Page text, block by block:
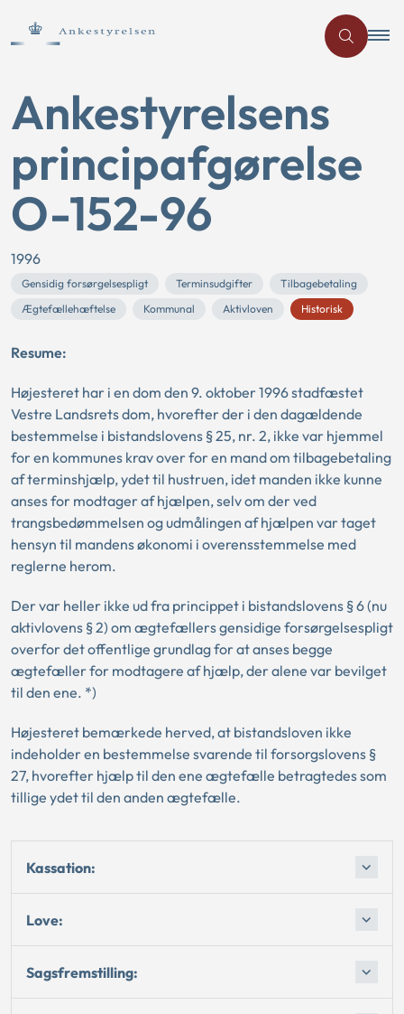
Ankestyrelsens
principafgørelse
O-152-96
1996
Gensidig forsørgelsespligt Terminsudgifter
Tilbagebetaling
Ægtefællehæftelse
Kommunal Aktivloven Historisk
Resume:
Højesteret har i en dom den 9. oktober 1996 stadfæstet
Vestre Landsrets dom, hvorefter der i den dagældende
bestemmelse i bistandslovens § 25, nr. 2, ikke var hjemmel
for en kommunes krav over for en mand om tilbagebetaling
af terminshjælp, ydet til hustruen, idet manden ikke kunne
anses for modtager af hjælpen, selv om der ved
trangsbedømmelsen og udmålingen af hjælpen var taget
hensyn til mandens økonomi i overensstemmelse med
reglerne herom.
Der var heller ikke ud fra princippet i bistandslovens § 6 (nu
aktivlovens § 2) om ægtefællers gensidige forsørgelsespligt
overfor det offentlige grundlag for at anses begge
ægtefæller for modtagere af hjælp, der alene var bevilget
til den ene. *)
Højesteret bemærkede herved, at bistandsloven ikke
indeholder en bestemmelse svarende til forsorgslovens §
27, hvorefter hjælp til den ene ægtefælle betragtedes som
tillige ydet til den anden ægtefælle.
Kassation:
Love:
Sagsfremstilling: